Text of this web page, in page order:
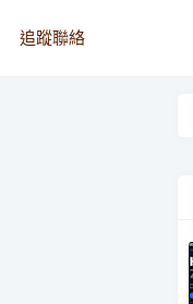
追蹤聯絡